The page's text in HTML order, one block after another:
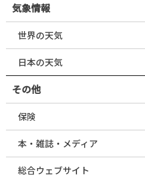
気象情報
世界の天気
日本の天気
その他
保険
本・雑誌・メディア
総合ウェブサイト